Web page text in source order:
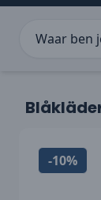
-10%